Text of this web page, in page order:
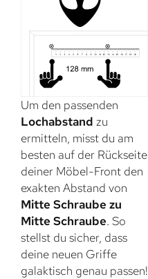
Um den passenden
Lochabstand zu
ermitteln, misst du am
besten auf der Rückseite
deiner Möbel-Front den
exakten Abstand von
Mitte Schraube zu
Mitte Schraube. So
stellst du sicher, dass
deine neuen Griffe
galaktisch genau passen!